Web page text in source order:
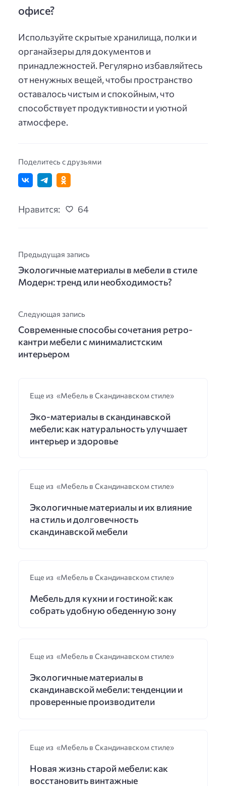
офисе?
Используйте скрытые хранилища, полки и
органайзеры для документов и
принадлежностей. Регулярно избавляйтесь
от ненужных вещей, чтобы пространство
оставалось чистым и спокойным, что
способствует продуктивности и уютной
атмосфере.
Поделитесь с друзьями
Нравится: 64
Предыдущая запись
Экологичные материалы в мебели в стиле
Модерн: тренд или необходимость?
Следующая запись
Современные способы сочетания ретро-
кантри мебели с минималистским
интерьером
Еще из «Мебель в Скандинавском стиле»
Эко-материалы в скандинавской
мебели: как натуральность улучшает
интерьер и здоровье
Еще из «Мебель в Скандинавском стиле»
Экологичные материалы и их влияние
на стиль и долговечность
скандинавской мебели
Еще из «Мебель в Скандинавском стиле»
Мебель для кухни и гостиной: как
собрать удобную обеденную зону
Еще из «Мебель в Скандинавском стиле»
Экологичные материалы в
скандинавской мебели: тенденции и
проверенные производители
Еще из «Мебель в Скандинавском стиле»
Новая жизнь старой мебели: как
восстановить винтажные